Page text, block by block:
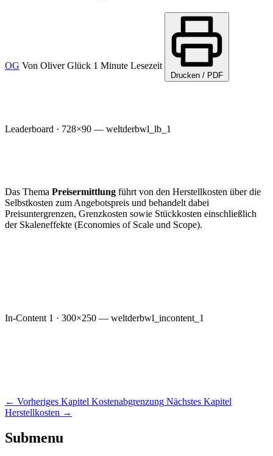
OG Von Oliver Glück 1 Minute Lesezeit
Drucken / PDF
Leaderboard · 728×90 — weltderbwl_lb_1
Das Thema Preisermittlung führt von den Herstellkosten über die
Selbstkosten zum Angebotspreis und behandelt dabei
Preisuntergrenzen, Grenzkosten sowie Stückkosten einschließlich
der Skaleneffekte (Economies of Scale und Scope).
In-Content 1 · 300×250 — weltderbwl_incontent_1
← Vorheriges Kapitel Kostenabgrenzung Nächstes Kapitel
Herstellkosten →
Submenu